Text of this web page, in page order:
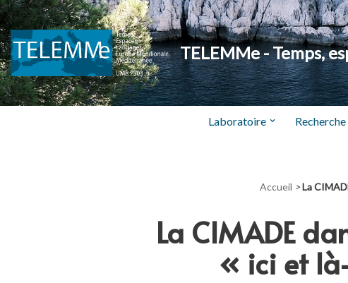
Aller
au
contenu
TELEMMe - Temps,
Laboratoire Recherche
Accueil >La
La CIMADE
« ici et